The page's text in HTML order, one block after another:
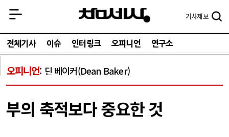
기사제보
전체기사 이슈 인터링크 오피니언 연구소
오피니언 딘 베이커(Dean Baker)
부의 축적보다 중요한 것